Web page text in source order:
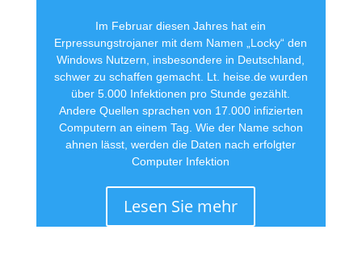
Im Februar diesen Jahres hat ein
Erpressungstrojaner mit dem Namen „Locky“ den
Windows Nutzern, insbesondere in Deutschland,
schwer zu schaffen gemacht. Lt. heise.de wurden
über 5.000 Infektionen pro Stunde gezählt.
Andere Quellen sprachen von 17.000 infizierten
Computern an einem Tag. Wie der Name schon
ahnen lässt, werden die Daten nach erfolgter
Computer Infektion
Lesen Sie mehr